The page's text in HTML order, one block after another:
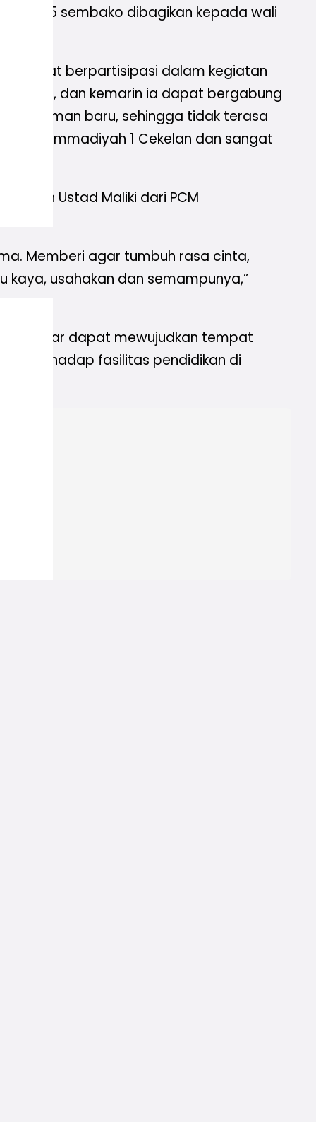
35 sembako dibagikan kepada wali
dapat berpartisipasi dalam kegiatan
dan kemarin ia dapat bergabung
teman baru, sehingga tidak terasa
Muhammadiyah 1 Cekelan dan sangat
oleh Ustad Maliki dari PCM
Memberi agar tumbuh rasa cinta,
usahakan dan semampunya,”
agar dapat mewujudkan tempat
terhadap fasilitas pendidikan di